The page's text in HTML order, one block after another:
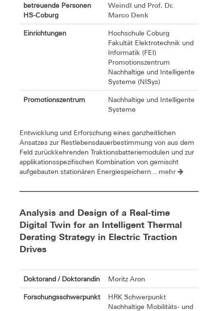
betreuende Personen
HS-Coburg
Weindl und Prof. Dr.
Marco Denk
Einrichtungen
Hochschule Coburg
Fakultät Elektrotechnik und
Informatik (FEI)
Promotionszentrum
Nachhaltige und Intelligente
Systeme (NISys)
Promotionszentrum
Nachhaltige und Intelligente
Systeme
Entwicklung und Erforschung eines ganzheitlichen
Ansatzes zur Restlebensdauerbestimmung von aus dem
Feld zurückkehrenden Traktionsbatteriemodulen und zur
applikationsspezifischen Kombination von gemischt
aufgebauten stationären Energiespeichern... mehr
Analysis and Design of a Real-time
Digital Twin for an Intelligent Thermal
Derating Strategy in Electric Traction
Drives
Doktorand / Doktorandin Moritz Aron
Forschungsschwerpunkt
HRK Schwerpunkt
Nachhaltige Mobilitäts- und